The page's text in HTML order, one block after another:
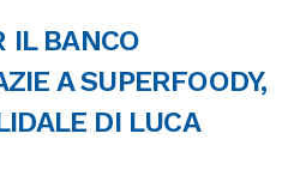
IL BANCO
A SUPERFOODY,
DI LUCA